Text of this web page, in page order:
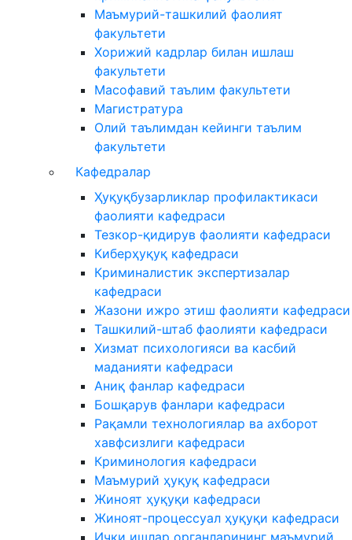
Маъмурий-ташкилий фаолият
факультети
Хорижий кадрлар билан ишлаш
факультети
Масофавий таълим факультети
Магистратура
Олий таълимдан кейинги таълим
факультети
Кафедралар
Ҳуқуқбузарликлар профилактикаси
фаолияти кафедраси
Тезкор-қидирув фаолияти кафедраси
Киберҳуқуқ кафедраси
Криминалистик экспертизалар
кафедраси
Жазони ижро этиш фаолияти кафедраси
Ташкилий-штаб фаолияти кафедраси
Хизмат психологияси ва касбий
маданияти кафедраси
Аниқ фанлар кафедраси
Бошқарув фанлари кафедраси
Рақамли технологиялар ва ахборот
хавфсизлиги кафедраси
Криминология кафедраси
Маъмурий ҳуқуқ кафедраси
Жиноят ҳуқуқи кафедраси
Жиноят-процессуал ҳуқуқи кафедраси
Ички ишлар органларининг маъмурий